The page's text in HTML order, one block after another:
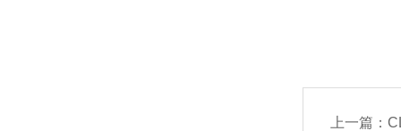
上一篇：